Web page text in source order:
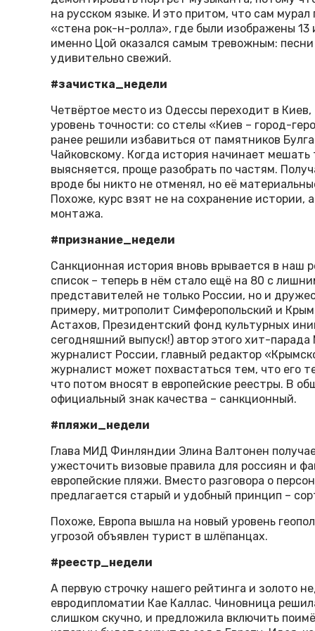
на русском языке. И это притом, что сам
«стена рок-н-ролла», где были изображены
именно Цой оказался самым тревожным:
удивительно свежий.
#зачистка_недели
Четвёртое место из Одессы переходит в
уровень точности: со стелы «Киев – город-
ранее решили избавиться от памятников
Чайковскому. Когда история начинает мешать
выясняется, проще разобрать по частям.
вроде бы никто не отменял, но её
Похоже, курс взят не на сохранение истории,
монтажа.
#признание_недели
Санкционная история вновь врывается в наш
список – теперь в нём стало ещё на 80 с
представителей не только России, но и
примеру, митрополит Симферопольский и
Астахов, Президентский фонд культурных
сегодняшний выпуск!) автор этого хит-
журналист России, главный редактор
журналист может похвастаться тем, что его
что потом вносят в европейские реестры. В
официальный знак качества – санкционный.
#пляжи_недели
Глава МИД Финляндии Элина Валтонен
ужесточить визовые правила для россиян и
европейские пляжи. Вместо разговора о
предлагается старый и удобный принцип –
Похоже, Европа вышла на новый уровень
угрозой объявлен турист в шлёпанцах.
#реестр_недели
А первую строчку нашего рейтинга и золото
евродипломатии Кае Каллас. Чиновница
слишком скучно, и предложила включить